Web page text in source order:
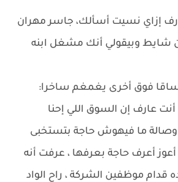
إزاي نسيت أسألك، جاسر مهران
شايط وبيقولي أنك مشغل ابنه
فوق أخرى يغمغم ساخرا:
عارف إن السوق اللي إحنا
ما فيهوش حاجة بتستخبى
أعوز أعرف حاجة بعرفها ، عرفت أنه
قدام موظفين الشركة ، راح الواد